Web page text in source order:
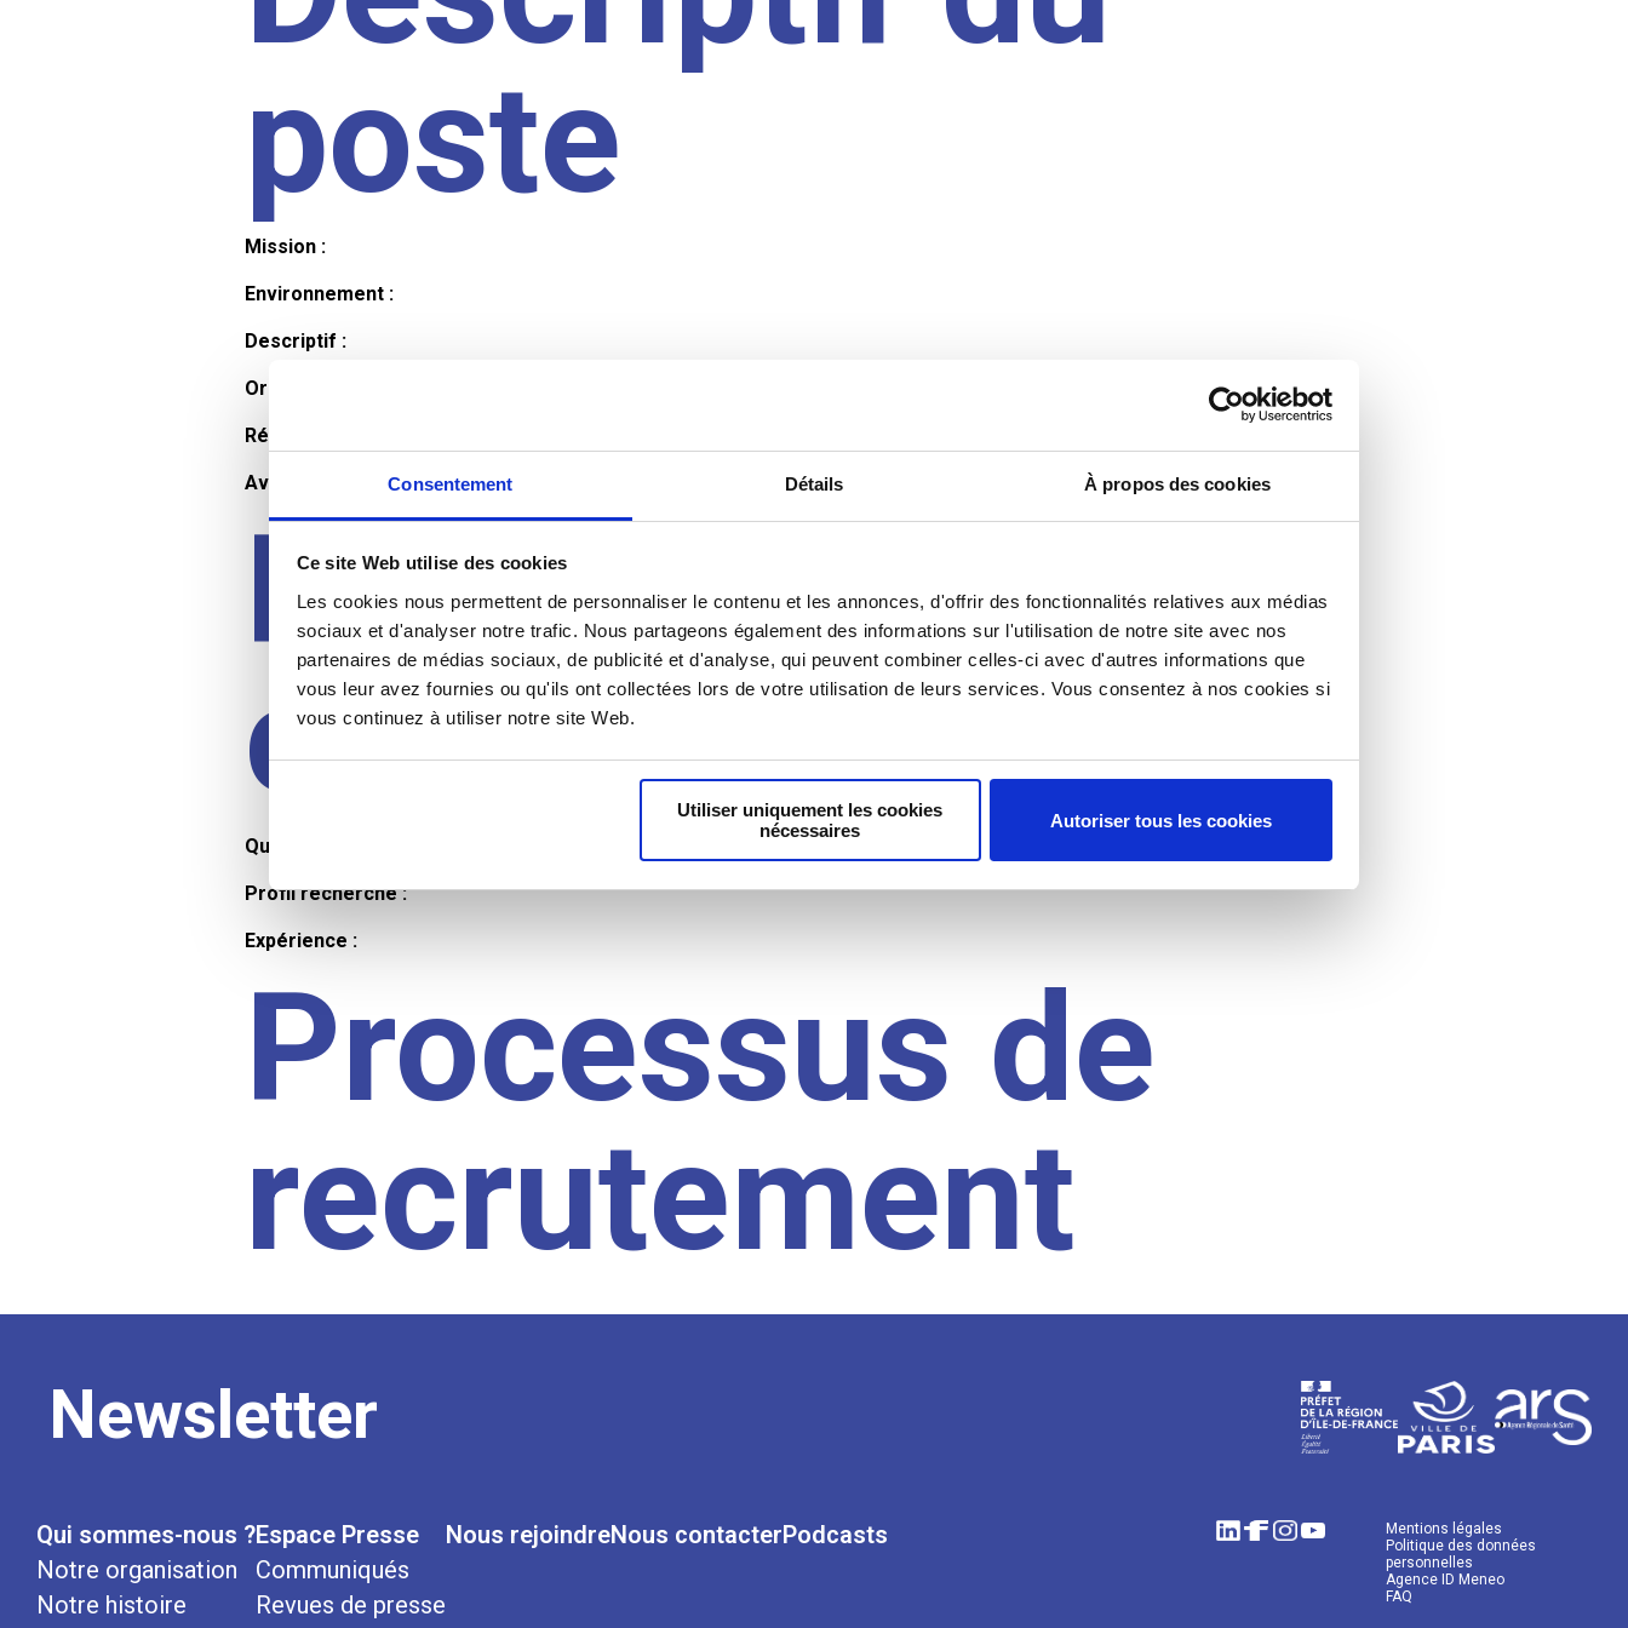
Consentement Détails À propos des cookies
Ce site Web utilise des cookies
Les cookies nous permettent de personnaliser le contenu et les annonces, d'offrir des fonctionnalités relatives aux médias
sociaux et d'analyser notre trafic. Nous partageons également des informations sur l'utilisation de notre site avec nos
partenaires de médias sociaux, de publicité et d'analyse, qui peuvent combiner celles-ci avec d'autres informations que
vous leur avez fournies ou qu'ils ont collectées lors de votre utilisation de leurs services. Vous consentez à nos cookies si
vous continuez à utiliser notre site Web.
Utiliser uniquement les cookies
nécessaires
Autoriser tous les cookies
poste
Mission :
Environnement :
Descriptif :
Organisation et horaires :
Rémunération :
Avantages :
Profil du
candidat
Qualifications et diplômes :
Profil recherché :
Expérience :
Processus de
recrutement
Newsletter
Qui sommes-nous ?
Notre organisation
Notre histoire
Espace Presse
Communiqués
Revues de presse
Nous rejoindreNous contacterPodcasts
Mentions légales
Politique des données
personnelles
Agence ID Meneo
FAQ